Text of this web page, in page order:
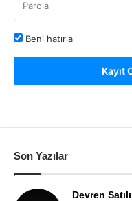
Beni hatırla
Kayıt
Son Yazılar
Devren